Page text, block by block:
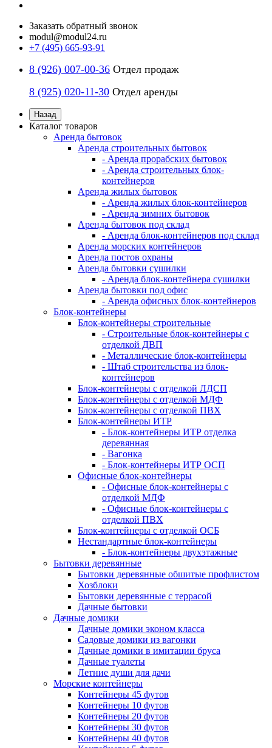
Заказать обратный звонок
modul@modul24.ru
+7 (495) 665-93-91
8 (926) 007-00-36 Отдел продаж
8 (925) 020-11-30 Отдел аренды
Назад
Каталог товаров
Аренда бытовок
Аренда строительных бытовок
- Аренда прорабских бытовок
- Аренда строительных блок-
контейнеров
Аренда жилых бытовок
- Аренда жилых блок-контейнеров
- Аренда зимних бытовок
Аренда бытовок под склад
- Аренда блок-контейнеров под склад
Аренда морских контейнеров
Аренда постов охраны
Аренда бытовки сушилки
- Аренда блок-контейнера сушилки
Аренда бытовки под офис
- Аренда офисных блок-контейнеров
Блок-контейнеры
Блок-контейнеры строительные
- Строительные блок-контейнеры с
отделкой ДВП
- Металлические блок-контейнеры
- Штаб строительства из блок-
контейнеров
Блок-контейнеры с отделкой ЛДСП
Блок-контейнеры с отделкой МДФ
Блок-контейнеры с отделкой ПВХ
Блок-контейнеры ИТР
- Блок-контейнеры ИТР отделка
деревянная
- Вагонка
- Блок-контейнеры ИТР ОСП
Офисные блок-контейнеры
- Офисные блок-контейнеры с
отделкой МДФ
- Офисные блок-контейнеры с
отделкой ПВХ
Блок-контейнеры с отделкой ОСБ
Нестандартные блок-контейнеры
- Блок-контейнеры двухэтажные
Бытовки деревянные
Бытовки деревянные обшитые профлистом
Хозблоки
Бытовки деревянные с террасой
Дачные бытовки
Дачные домики
Дачные домики эконом класса
Садовые домики из вагонки
Дачные домики в имитации бруса
Дачные туалеты
Летние души для дачи
Морские контейнеры
Контейнеры 45 футов
Контейнеры 10 футов
Контейнеры 20 футов
Контейнеры 30 футов
Контейнеры 40 футов